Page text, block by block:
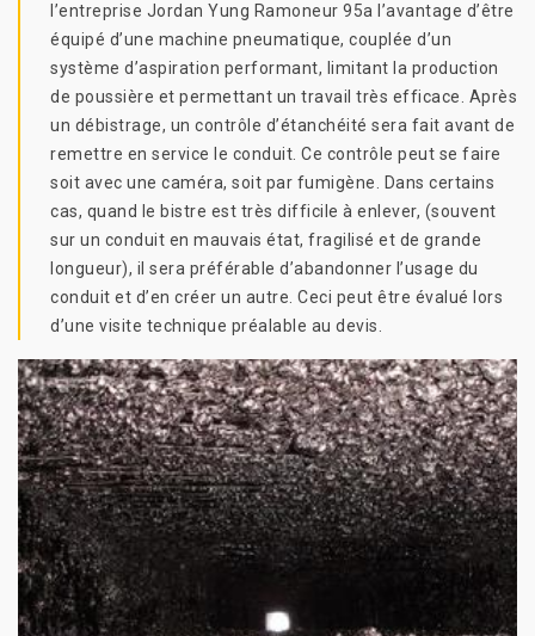
l’entreprise Jordan Yung Ramoneur 95a l’avantage d’être
équipé d’une machine pneumatique, couplée d’un
système d’aspiration performant, limitant la production
de poussière et permettant un travail très efficace. Après
un débistrage, un contrôle d’étanchéité sera fait avant de
remettre en service le conduit. Ce contrôle peut se faire
soit avec une caméra, soit par fumigène. Dans certains
cas, quand le bistre est très difficile à enlever, (souvent
sur un conduit en mauvais état, fragilisé et de grande
longueur), il sera préférable d’abandonner l’usage du
conduit et d’en créer un autre. Ceci peut être évalué lors
d’une visite technique préalable au devis.